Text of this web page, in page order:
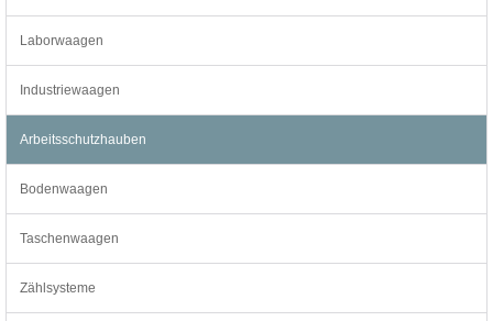
Laborwaagen
Industriewaagen
Arbeitsschutzhauben
Bodenwaagen
Taschenwaagen
Zählsysteme